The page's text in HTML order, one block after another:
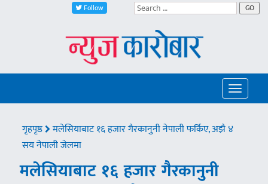
Follow GO
Toggle
गृहपृष्ठ
मलेसियाबाट १६ हजार गैरकानुनी नेपाली फर्किए, अझै ४
सय नेपाली जेलमा
मलेसियाबाट १६ हजार गैरकानुनी